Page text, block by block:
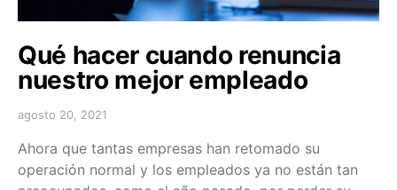
Qué hacer cuando renuncia
nuestro mejor empleado
agosto 20, 2021
Ahora que tantas empresas han retomado su
operación normal y los empleados ya no están tan